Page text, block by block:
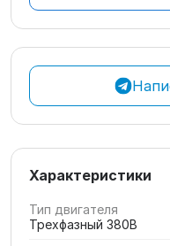
Характеристики
Тип двигателя
Трехфазный 380В